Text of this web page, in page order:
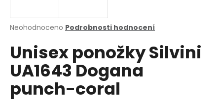
Průměrné
produktu
je
0,0
z
5
hvězdiček.
Neohodnoceno Podrobnosti hodnocení
Unisex ponožky Silvini
UA1643 Dogana
punch-coral
j
t
?